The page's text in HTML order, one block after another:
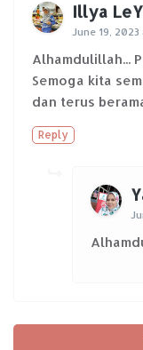
Illya
June 19, 2023
Alhamdulillah...
Semoga kita
dan terus
Reply